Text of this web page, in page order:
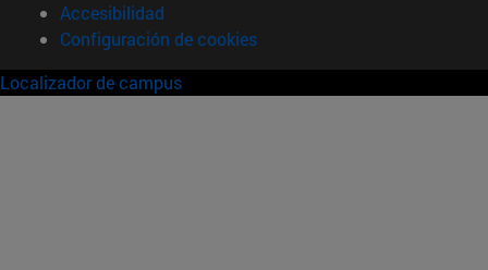
Accesibilidad
Configuración de cookies
Localizador de campus